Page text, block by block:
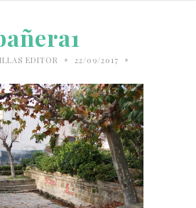
EDITOR • 22/09/2017 •